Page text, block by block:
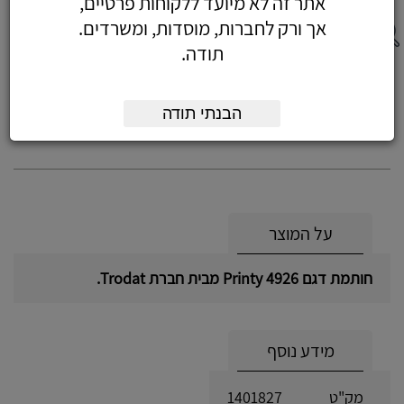
Printy 4926, עם 6 שורות
על המוצר
חותמת דגם 4926 Printy מבית חברת Trodat.
מידע נוסף
מק"ט 1401827
אך ורק לחברות, מוסדות, ומשרדים.
תודה.
הבנתי תודה